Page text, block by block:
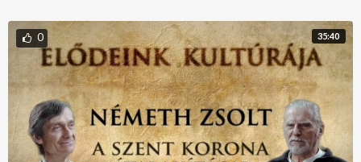
35:40
0